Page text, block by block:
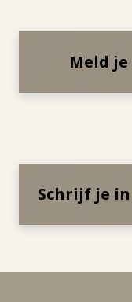
Meld
Schrijf je